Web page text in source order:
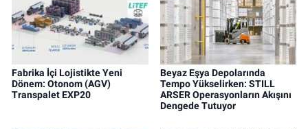
Fabrika İçi Lojistikte Yeni
Dönem: Otonom (AGV)
Transpalet EXP20
Beyaz Eşya Depolarında
Tempo Yükselirken: STILL
ARSER Operasyonların Akışını
Dengede Tutuyor